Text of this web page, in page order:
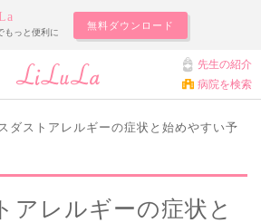
もっと便利に
無料ダウンロード
先生の紹介
病院を検索
ダストアレルギーの症状と始めやすい予
アレルギーの症状と